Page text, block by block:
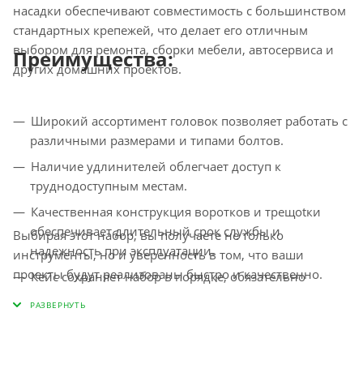
насадки обеспечивают совместимость с большинством
стандартных крепежей, что делает его отличным
выбором для ремонта, сборки мебели, автосервиса и
других домашних проектов.
Преимущества:
Широкий ассортимент головок позволяет работать с
различными размерами и типами болтов.
Наличие удлинителей облегчает доступ к
труднодоступным местам.
Качественная конструкция воротков и трещotки
обеспечивает длительный срок службы и
надежность при эксплуатации.
Кейс сохраняет набор в порядке, обязательно
Выбирая этот набор, вы получаете не только
инструменты, но и уверенность в том, что ваши
проекты будут реализованы быстро и качественно.